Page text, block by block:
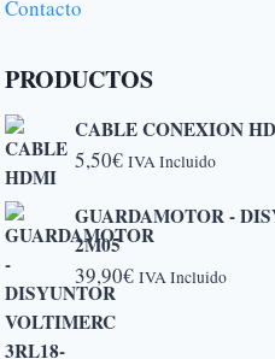
Contacto
PRODUCTOS
CABLE CONEXION
5,50€ IVA Incluido
GUARDAMOTOR -
2M05
39,90€ IVA Incluido